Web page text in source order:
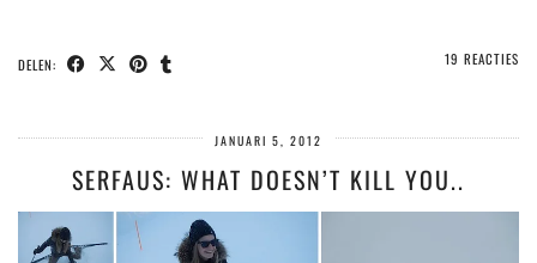
DELEN: 19 REACTIES
JANUARI 5, 2012
SERFAUS: WHAT DOESN’T KILL YOU..